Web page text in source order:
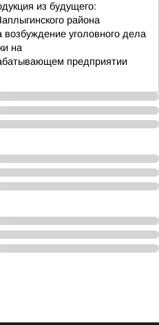
из будущего:
района
возбуждение уголовного дела
на
предприятии